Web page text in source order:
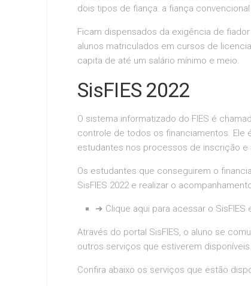
dois tipos de fiança: a fiança convencional
Ficam dispensados da exigência de
alunos matriculados em cursos de
capita de até um salário mínimo e meio.
SisFIES 2022
O sistema informatizado do FIES é
controle de todos os financiamentos. Ele
estudantes nos processos de inscrição e
Os estudantes que conseguirem o
SisFIES 2022 e realizar o
➜ Clique aqui para acessar o SisFIES
Através do portal SisFIES, o aluno se
outros serviços que estiverem disponíveis.
Confira abaixo os serviços que estão